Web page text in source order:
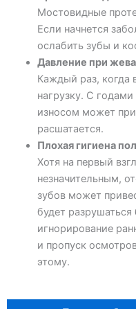
Мостовидные
Если начнется
ослабить зубы и
Давление при
Каждый раз, когда
нагрузку. С
износом может
расшатается.
Плохая гигиена
Хотя на первый
незначительным,
зубов может
будет
игнорирование
и пропуск
этому.